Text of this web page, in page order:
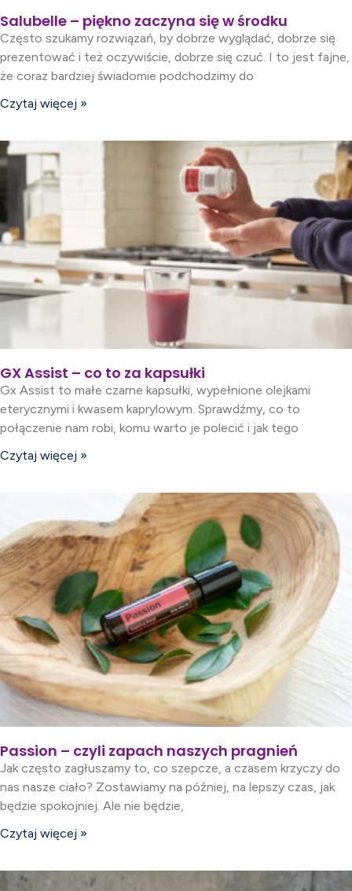
Salubelle – piękno zaczyna się w środku
Często szukamy rozwiązań, by dobrze wyglądać, dobrze się
prezentować i też oczywiście, dobrze się czuć. I to jest fajne,
że coraz bardziej świadomie podchodzimy do
Czytaj więcej »
GX Assist – co to za kapsułki
Gx Assist to małe czarne kapsułki, wypełnione olejkami
eterycznymi i kwasem kaprylowym. Sprawdźmy, co to
połączenie nam robi, komu warto je polecić i jak tego
Czytaj więcej »
Passion – czyli zapach naszych pragnień
Jak często zagłuszamy to, co szepcze, a czasem krzyczy do
nas nasze ciało? Zostawiamy na później, na lepszy czas, jak
będzie spokojniej. Ale nie będzie,
Czytaj więcej »